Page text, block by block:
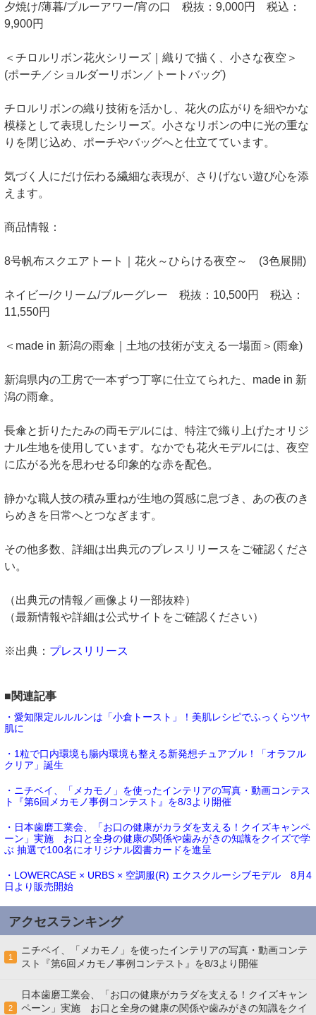
夕焼け/薄暮/ブルーアワー/宵の口 税抜：9,000円 税込：
9,900円
＜チロルリボン花火シリーズ｜織りで描く、小さな夜空＞
(ポーチ／ショルダーリボン／トートバッグ)
チロルリボンの織り技術を活かし、花火の広がりを細やかな
模様として表現したシリーズ。小さなリボンの中に光の重な
りを閉じ込め、ポーチやバッグへと仕立てています。
気づく人にだけ伝わる繊細な表現が、さりげない遊び心を添
えます。
商品情報：
8号帆布スクエアトート｜花火～ひらける夜空～ (3色展開)
ネイビー/クリーム/ブルーグレー 税抜：10,500円 税込：
11,550円
＜made in 新潟の雨傘｜土地の技術が支える一場面＞(雨傘)
新潟県内の工房で一本ずつ丁寧に仕立てられた、made in 新
潟の雨傘。
長傘と折りたたみの両モデルには、特注で織り上げたオリジ
ナル生地を使用しています。なかでも花火モデルには、夜空
に広がる光を思わせる印象的な赤を配色。
静かな職人技の積み重ねが生地の質感に息づき、あの夜のき
らめきを日常へとつなぎます。
その他多数、詳細は出典元のプレスリリースをご確認くださ
い。
（出典元の情報／画像より一部抜粋）
（最新情報や詳細は公式サイトをご確認ください）
※出典： プレスリリース
■関連記事
・愛知限定ルルルンは「小倉トースト」！美肌レシピでふっくらツヤ
肌に
・1粒で口内環境も腸内環境も整える新発想チュアブル！「オラフル
クリア」誕生
・ニチベイ、「メカモノ」を使ったインテリアの写真・動画コンテス
ト『第6回メカモノ事例コンテスト』を8/3より開催
・日本歯磨工業会、「お口の健康がカラダを支える！クイズキャンペ
ーン」実施 お口と全身の健康の関係や歯みがきの知識をクイズで学
ぶ 抽選で100名にオリジナル図書カードを進呈
・LOWERCASE × URBS × 空調服(R) エクスクルーシブモデル 8月4
日より販売開始
アクセスランキング
1
ニチベイ、「メカモノ」を使ったインテリアの写真・動画コンテ
スト『第6回メカモノ事例コンテスト』を8/3より開催
2
日本歯磨工業会、「お口の健康がカラダを支える！クイズキャン
ペーン」実施 お口と全身の健康の関係や歯みがきの知識をクイ